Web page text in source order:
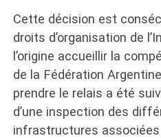
Cette décision est
droits d’organisation de
l’origine accueillir la
de la Fédération
prendre le relais a été
d’une inspection des
infrastructures